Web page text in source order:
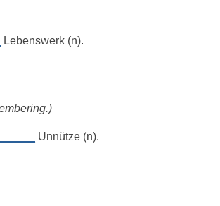
Lebenswerk (n).
Unnütze (n).